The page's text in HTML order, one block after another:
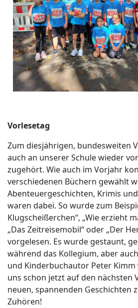
Vorlesetag
Zum diesjährigen, bundesweiten
auch an unserer Schule wieder
zugehört. Wie auch im Vorjahr
verschiedenen Büchern gewählt
Abenteuergeschichten, Krimis
waren dabei. So wurde zum
Klugscheißerchen“, „Wie erzieht
„Das Zeitreisemobil“ oder „Der
vorgelesen. Es wurde gestaunt,
während das Kollegium, aber
und Kinderbuchautor Peter
uns schon jetzt auf den nächsten
neuen, spannenden Geschichten
Zuhören!